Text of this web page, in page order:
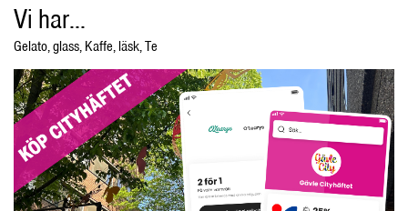
Vi har...
Gelato,glass,Kaffe,läsk,Te